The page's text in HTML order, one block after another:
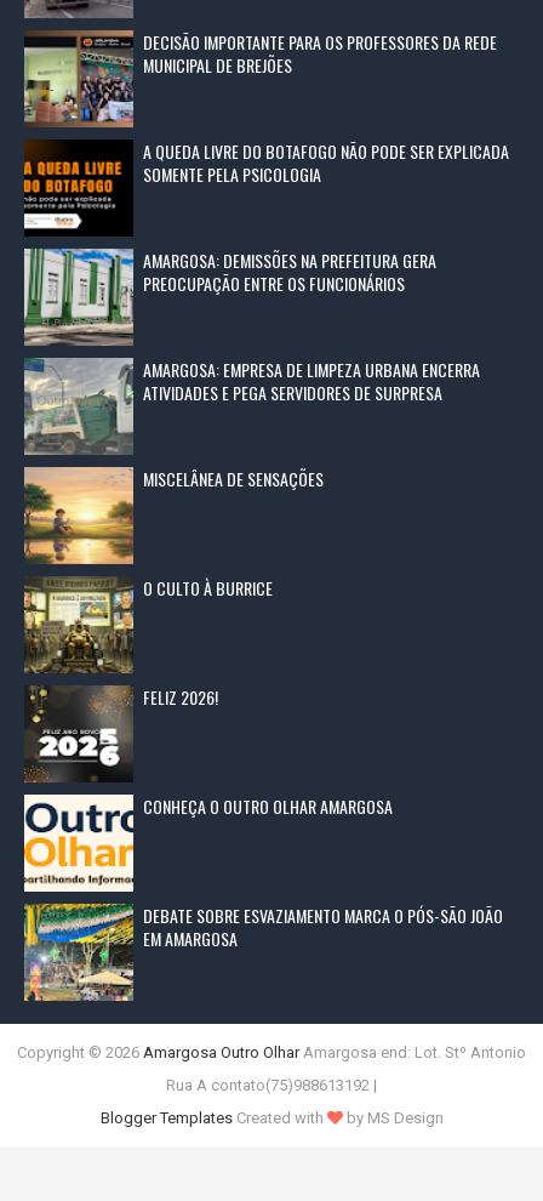
DECISÃO IMPORTANTE PARA OS PROFESSORES DA REDE
MUNICIPAL DE BREJÕES
A QUEDA LIVRE DO BOTAFOGO NÃO PODE SER EXPLICADA
SOMENTE PELA PSICOLOGIA
AMARGOSA: DEMISSÕES NA PREFEITURA GERA
PREOCUPAÇÃO ENTRE OS FUNCIONÁRIOS
AMARGOSA: EMPRESA DE LIMPEZA URBANA ENCERRA
ATIVIDADES E PEGA SERVIDORES DE SURPRESA
MISCELÂNEA DE SENSAÇÕES
O CULTO À BURRICE
FELIZ 2026!
CONHEÇA O OUTRO OLHAR AMARGOSA
DEBATE SOBRE ESVAZIAMENTO MARCA O PÓS-SÃO JOÃO
EM AMARGOSA
Copyright © 2026 Amargosa Outro Olhar Amargosa end: Lot. Stº Antonio
Rua A contato(75)988613192 |
Blogger TemplatesCreated with by MS Design